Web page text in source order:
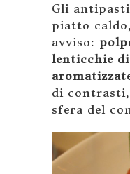
Gli
piatto
avviso:
lenticchie
di contrasti,
sfera del